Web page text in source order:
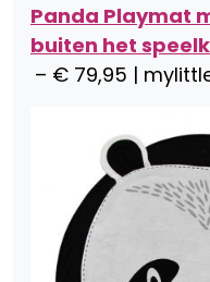
Panda Playmat
buiten het
– € 79,95 |